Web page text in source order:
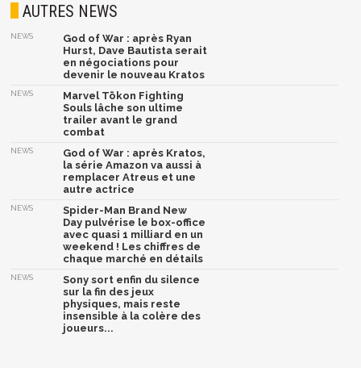
AUTRES NEWS
NEWS
God of War : après Ryan
Hurst, Dave Bautista serait
en négociations pour
devenir le nouveau Kratos
NEWS
Marvel Tōkon Fighting
Souls lâche son ultime
trailer avant le grand
combat
NEWS
God of War : après Kratos,
la série Amazon va aussi à
remplacer Atreus et une
autre actrice
NEWS
Spider-Man Brand New
Day pulvérise le box-office
avec quasi 1 milliard en un
weekend ! Les chiffres de
chaque marché en détails
NEWS
Sony sort enfin du silence
sur la fin des jeux
physiques, mais reste
insensible à la colère des
joueurs...